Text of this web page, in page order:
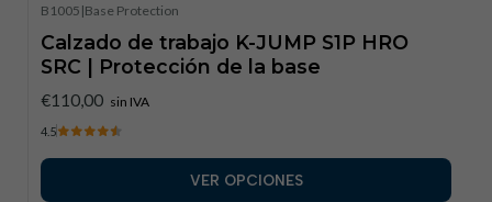
B1005 |Base Protection
Calzado de trabajo K-JUMP S1P HRO
SRC | Protección de la base
€110,00 sin IVA
4.5
VER OPCIONES